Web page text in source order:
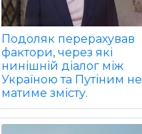
Подоляк перерахував
фактори, через які
нинішній діалог між
Україною та Путіним не
матиме змісту.